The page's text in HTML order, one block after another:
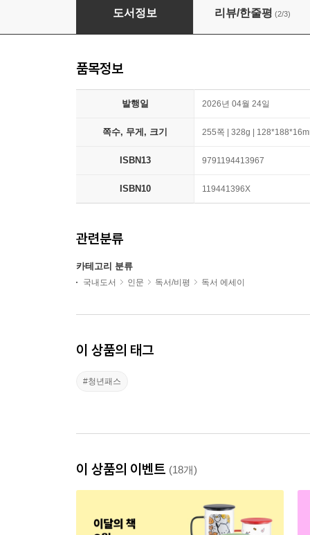
적독 생활
도서정보 리뷰/한줄평 (2/3)
품목정보
발행일 2026년 04월 24일
쪽수, 무게, 크기 255쪽 | 328g |
ISBN13 9791194413967
ISBN10 119441396X
관련분류
카테고리 분류
국내도서 인문 독서/비평 독서 에세이
이 상품의 태그
#청년패스
이 상품의 이벤트 (18개)